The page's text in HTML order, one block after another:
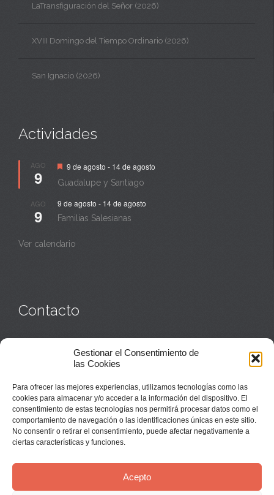
Gestionar el Consentimiento de
las Cookies
Para ofrecer las mejores experiencias, utilizamos tecnologías como las
cookies para almacenar y/o acceder a la información del dispositivo. El
consentimiento de estas tecnologías nos permitirá procesar datos como el
comportamiento de navegación o las identificaciones únicas en este sitio.
No consentir o retirar el consentimiento, puede afectar negativamente a
ciertas características y funciones.
Acepto
LaTransfiguración del Señor (2026)
XVIII Domingo del Tiempo Ordinario (2026)
San Ignacio (2026)
Actividades
AGO
9
Destacado
9 de agosto - 14 de agosto
Guadalupe y Santiago
AGO
9
9 de agosto - 14 de agosto
Familias Salesianas
Ver calendario
Contacto
Casa de acogida:609 423 521o949 835 058
Parroquia y sacerdotes:949 835 111
Monasterio:monasterio@buenafuente.org
Información:informacion@buenafuente.org
Casa de acogida:
acogida@buenafuente.org
Ángel Moreno:angel@buenafuente.org